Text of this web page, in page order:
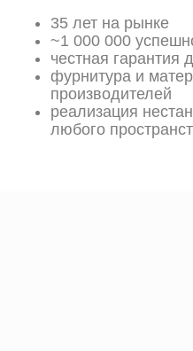
35 лет на рынке
~1 000 000
честная гарантия
фурнитура и
производителей
реализация
любого